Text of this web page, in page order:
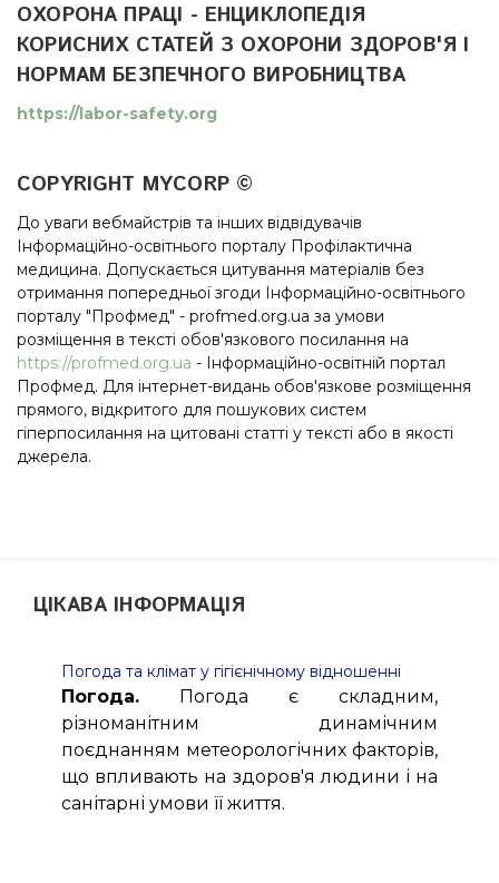
ОХОРОНА ПРАЦІ - ЕНЦИКЛОПЕДІЯ
КОРИСНИХ СТАТЕЙ З ОХОРОНИ ЗДОРОВ'Я І
НОРМАМ БЕЗПЕЧНОГО ВИРОБНИЦТВА
https://labor-safety.org
COPYRIGHT MYCORP ©
До уваги вебмайстрів та інших відвідувачів
Інформаційно-освітнього порталу Профілактична
медицина. Допускається цитування матеріалів без
отримання попередньої згоди Інформаційно-освітнього
порталу "Профмед" - profmed.org.ua за умови
розміщення в тексті обов'язкового посилання на
https://profmed.org.ua - Інформаційно-освітній портал
Профмед. Для інтернет-видань обов'язкове розміщення
прямого, відкритого для пошукових систем
гіперпосилання на цитовані статті у тексті або в якості
джерела.
ЦІКАВА ІНФОРМАЦІЯ
Погода та клімат у гігієнічному відношенні
Погода. Погода є складним,
різноманітним динамічним
поєднанням метеорологічних факторів,
що впливають на здоров'я людини і на
санітарні умови її життя.